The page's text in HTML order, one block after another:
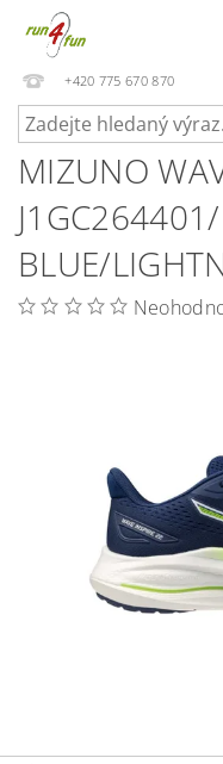
+420 775 670 870
MIZUNO
J1GC264401/
BLUE/